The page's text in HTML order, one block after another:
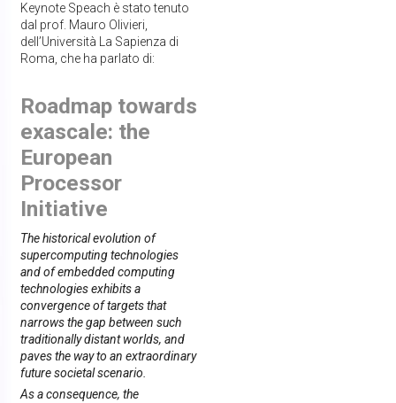
Keynote Speach è stato tenuto
dal prof. Mauro Olivieri,
dell’Università La Sapienza di
Roma, che ha parlato di:
Roadmap towards
exascale: the
European
Processor
Initiative
The historical evolution of
supercomputing technologies
and of embedded computing
technologies exhibits a
convergence of targets that
narrows the gap between such
traditionally distant worlds, and
paves the way to an extraordinary
future societal scenario.
As a consequence, the